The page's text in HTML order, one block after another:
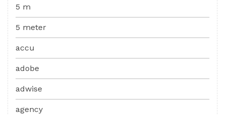
5 m
5 meter
accu
adobe
adwise
agency